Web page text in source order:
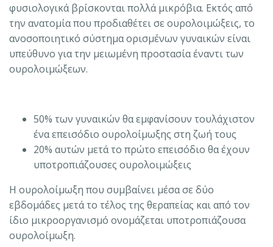
φυσιολογικά βρίσκονται πολλά μικρόβια. Εκτός από
την ανατομία που προδιαθέτει σε ουρολοιμώξεις, το
ανοσοποιητικό σύστημα ορισμένων γυναικών είναι
υπεύθυνο για την μειωμένη προστασία έναντι των
ουρολοιμώξεων.
50% των γυναικών θα εμφανίσουν τουλάχιστον
ένα επεισόδιο ουρολοίμωξης στη ζωή τους
20% αυτών μετά το πρώτο επεισόδιο θα έχουν
υποτροπιάζουσες ουρολοιμώξεις
Η ουρολοίμωξη που συμβαίνει μέσα σε δύο
εβδομάδες μετά το τέλος της θεραπείας και από τον
ίδιο μικροοργανισμό ονομάζεται υποτροπιάζουσα
ουρολοίμωξη.